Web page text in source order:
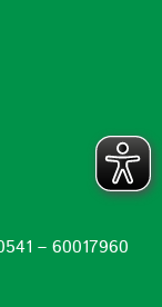
– 60017960